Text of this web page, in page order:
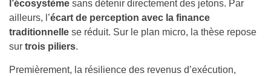
l’écosystème sans détenir directement des jetons. Par
ailleurs, l’écart de perception avec la finance
traditionnelle se réduit. Sur le plan micro, la thèse repose
sur trois piliers.
Premièrement, la résilience des revenus d’exécution,